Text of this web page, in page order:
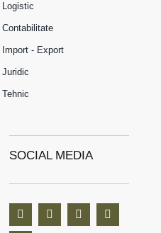
Logistic
Contabilitate
Import - Export
Juridic
Tehnic
SOCIAL MEDIA